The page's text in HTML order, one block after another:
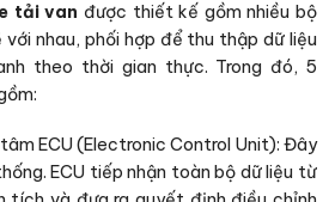
tải van được thiết kế gồm nhiều bộ
nhau, phối hợp để thu thập dữ liệu
theo thời gian thực. Trong đó, 5
ECU (Electronic Control Unit): Đây
ECU tiếp nhận toàn bộ dữ liệu từ